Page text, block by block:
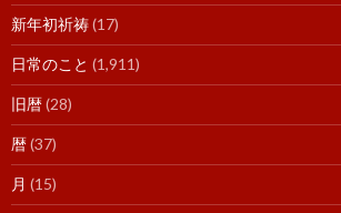
新年初祈祷(17)
日常のこと (1,911)
旧暦(28)
暦(37)
月 (15)